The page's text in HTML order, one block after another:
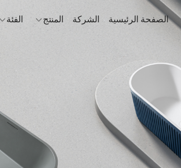
الصفحة الرئيسية الشركة المنتج الفئة